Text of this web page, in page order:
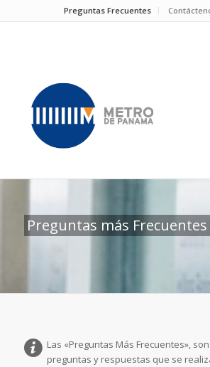
Preguntas Frecuentes
Preguntas más Frecuentes
Las «Preguntas Más Frecuentes»,
preguntas y respuestas que se